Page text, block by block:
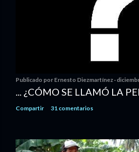
Publicado por Ernesto Diezmartínez
... ¿CÓMO SE LLAMÓ LA
Compartir 31 comentarios